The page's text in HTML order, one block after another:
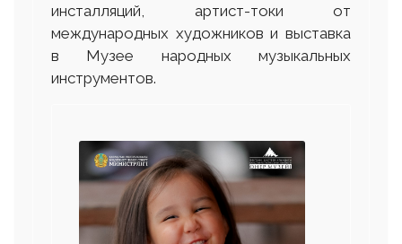
инсталляций, артист-токи от
международных художников и выставка
в Музее народных музыкальных
инструментов.